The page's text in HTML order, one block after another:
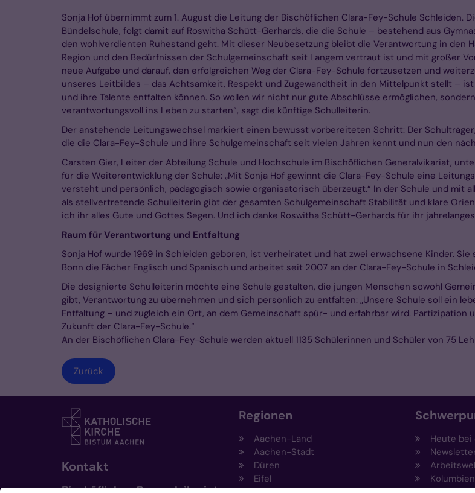
Sonja Hof übernimmt zum 1. August die Leitung der Bischöflichen Clara-Fey-Schule
Bündelschule, folgt damit auf Roswitha Schütt-Gerhards, die die Schule – bestehend aus
den wohlverdienten Ruhestand geht. Mit dieser Neubesetzung bleibt die Verantwortung in den
Region und den Bedürfnissen der Schulgemeinschaft seit Langem vertraut ist und mit großer
neue Aufgabe und darauf, den erfolgreichen Weg der Clara-Fey-Schule fortzusetzen und
unseres Leitbildes – das Achtsamkeit, Respekt und Zugewandtheit in den Mittelpunkt stellt –
und ihre Talente entfalten können. So wollen wir nicht nur gute Abschlüsse ermöglichen,
verantwortungsvoll ins Leben zu starten“, sagt die künftige Schulleiterin.
Der anstehende Leitungswechsel markiert einen bewusst vorbereiteten Schritt: Der
die die Clara-Fey-Schule und ihre Schulgemeinschaft seit vielen Jahren kennt und nun den
Carsten Gier, Leiter der Abteilung Schule und Hochschule im Bischöflichen Generalvikariat,
für die Weiterentwicklung der Schule: „Mit Sonja Hof gewinnt die Clara-Fey-Schule eine
versteht und persönlich, pädagogisch sowie organisatorisch überzeugt.“ In der Schule und mit
als stellvertretende Schulleiterin gibt der gesamten Schulgemeinschaft Stabilität und klare
ich ihr alles Gute und Gottes Segen. Und ich danke Roswitha Schütt-Gerhards für ihr
Raum für Verantwortung und Entfaltung
Sonja Hof wurde 1969 in Schleiden geboren, ist verheiratet und hat zwei erwachsene Kinder.
Bonn die Fächer Englisch und Spanisch und arbeitet seit 2007 an der Clara-Fey-Schule in
Die designierte Schulleiterin möchte eine Schule gestalten, die jungen Menschen sowohl
gibt, Verantwortung zu übernehmen und sich persönlich zu entfalten: „Unsere Schule soll ein
Entfaltung – und zugleich ein Ort, an dem Gemeinschaft spür- und erfahrbar wird. Partizipation
Zukunft der Clara-Fey-Schule.“
An der Bischöflichen Clara-Fey-Schule werden aktuell 1135 Schülerinnen und Schüler von 75
Zurück
Kontakt
Bischöfliches Generalvikariat
Regionen
Aachen-Land
Aachen-Stadt
Düren
Eifel
Heute bei